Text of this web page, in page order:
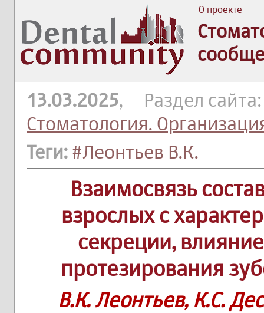
О проекте
13.03.2025, Раздел
Стоматология.
Теги: #Леонтьев В.К.
Взаимосвязь
взрослых с
секреции,
протезирования
В.К. Леонтьев, К.С.